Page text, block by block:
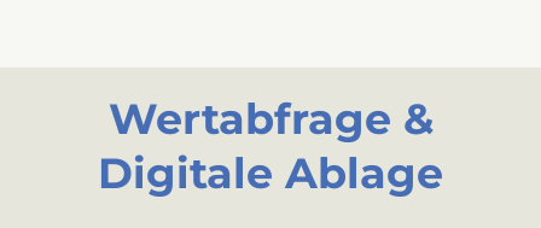
Wertabfrage &
Digitale Ablage